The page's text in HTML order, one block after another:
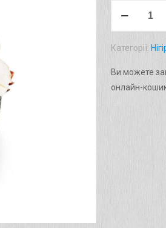
Вага:
40г.
кількість
Категорії:
Ви можете
онлайн-